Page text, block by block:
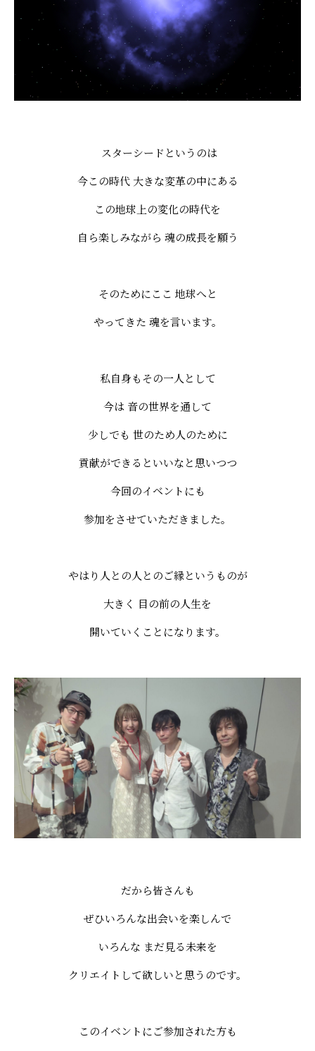
スターシードというのは
今この時代 大きな変革の中にある
この地球上の変化の時代を
自ら楽しみながら 魂の成長を願う
そのためにここ 地球へと
やってきた 魂を言います。
私自身もその一人として
今は 音の世界を通して
少しでも 世のため人のために
貢献ができるといいなと思いつつ
今回のイベントにも
参加をさせていただきました。
やはり人との人とのご縁というものが
大きく 目の前の人生を
開いていくことになります。
だから皆さんも
ぜひいろんな出会いを楽しんで
いろんな まだ見る未来を
クリエイトして欲しいと思うのです。
このイベントにご参加された方も